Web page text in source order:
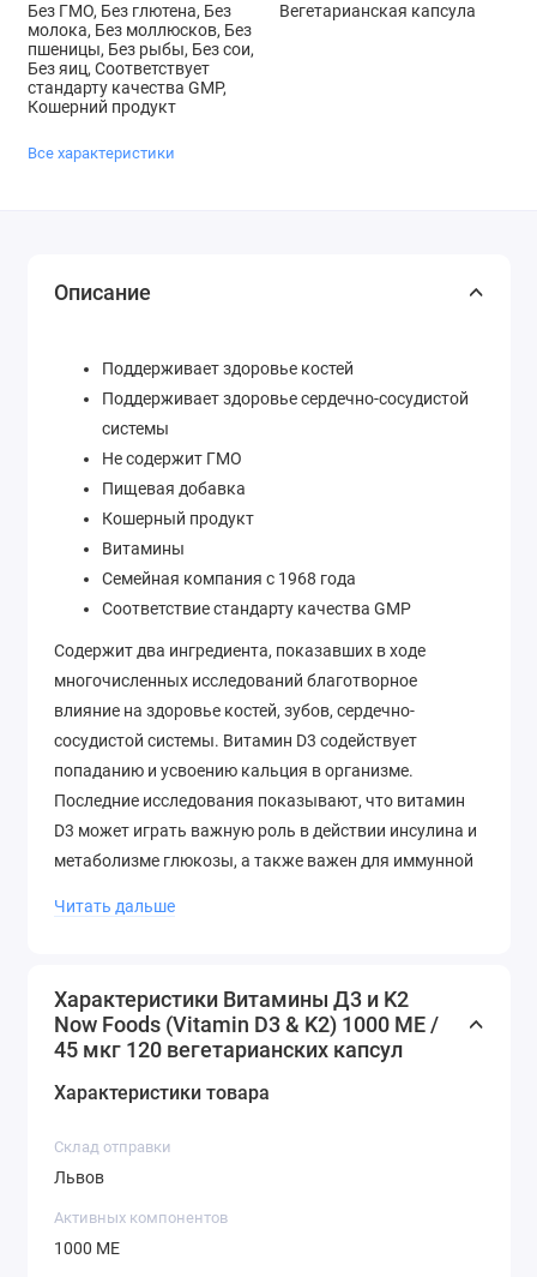
Без ГМО, Без глютена, Без
молока, Без моллюсков, Без
пшеницы, Без рыбы, Без сои,
Без яиц, Соответствует
стандарту качества GMP,
Кошерний продукт
Вегетарианская капсула
Все характеристики
Описание
Поддерживает здоровье костей
Поддерживает здоровье сердечно-сосудистой
системы
Не содержит ГМО
Пищевая добавка
Кошерный продукт
Витамины
Семейная компания с 1968 года
Соответствие стандарту качества GMP
Содержит два ингредиента, показавших в ходе
многочисленных исследований благотворное
влияние на здоровье костей, зубов, сердечно-
сосудистой системы. Витамин D3 содействует
попаданию и усвоению кальция в организме.
Последние исследования показывают, что витамин
D3 может играть важную роль в действии инсулина и
метаболизме глюкозы, а также важен для иммунной
здоровых, сильных костей. Роль витамина K для
структурах. Витамин K2 представляет собой
активную и биологически доступную форму
Принимайте 1 капсулу 1–2 раза в день с пищей.
Другие Ингредиенты
Читать дальше
Характеристики Витамины Д3 и K2
Now Foods (Vitamin D3 & K2) 1000 МЕ /
45 мкг 120 вегетарианских капсул
Характеристики товара
Склад отправки
Львов
Активных компонентов
1000 МЕ